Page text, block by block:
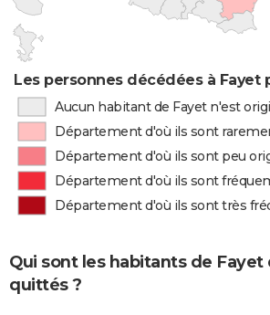
Les personnes décédées à Fayet
Aucun habitant de Fayet n'est
Département d'où ils sont
Département d'où ils sont peu
Département d'où ils sont
Département d'où ils sont très
Qui sont les habitants de Fayet
quittés ?